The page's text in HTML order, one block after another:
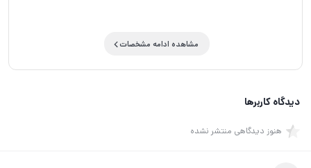
مشاهده ادامه مشخصات
دیدگاه کاربرها
هنوز دیدگاهی منتشر نشده